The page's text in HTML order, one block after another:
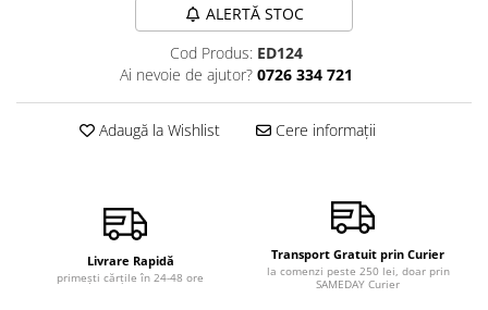
Povestiri
Relații de cuplu
Lumea îngerilor
ALERTĂ STOC
Cod Produs: ED124
Ai nevoie de ajutor? 0726 334 721
Adaugă la Wishlist Cere informații
Livrare Rapidă
primești cărțile în 24-48 ore
Transport Gratuit prin Curier
la comenzi peste 250 lei, doar prin
SAMEDAY Curier